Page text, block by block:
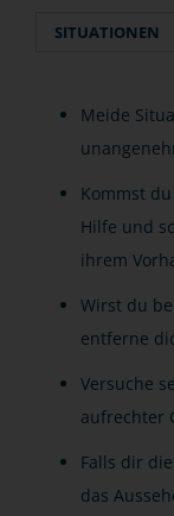
SITUATIONEN
Meide
Kommst
Hilfe und
ihrem
Wirst du
entferne
Versuche
aufrechter
Falls dir
das